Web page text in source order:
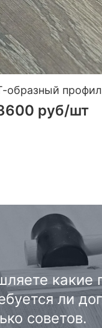
образный
руб/шт
какие
ли
советов.